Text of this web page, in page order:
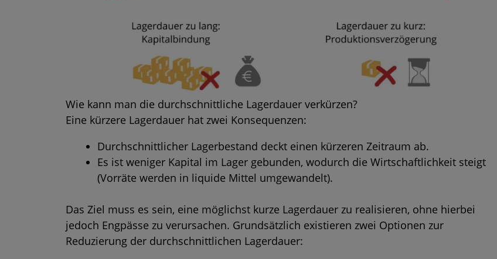
Wie kann man die durchschnittliche Lagerdauer verkürzen?
Eine kürzere Lagerdauer hat zwei Konsequenzen:
Durchschnittlicher Lagerbestand deckt einen kürzeren Zeitraum ab.
Es ist weniger Kapital im Lager gebunden, wodurch die Wirtschaftlichkeit steigt
(Vorräte werden in liquide Mittel umgewandelt).
Das Ziel muss es sein, eine möglichst kurze Lagerdauer zu realisieren, ohne hierbei
jedoch Engpässe zu verursachen. Grundsätzlich existieren zwei Optionen zur
Reduzierung der durchschnittlichen Lagerdauer: